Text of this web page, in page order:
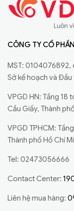
CÔNG TY CỔ
MST: 0104076892,
Sở kế hoạch và Đầu
VPGD HN: Tầng 18
Cầu Giấy, Thành
VPGD TPHCM:
Thành phố Hồ Chí
Tel: 02473056666
Contact Center:
Liên hệ mua hàng: